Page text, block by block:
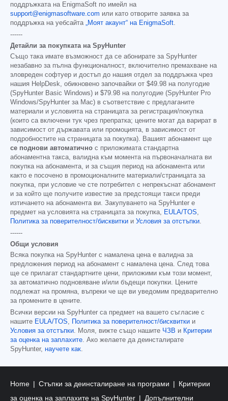
поддръжката на EnigmaSoft по имейл на
support@enigmasoftware.com или като отворите заявка за
поддръжка на уебсайта „Моят акаунт“ на EnigmaSoft.
------
Детайли за покупката на SpyHunter
Също така имате възможност да се абонирате за SpyHunter
незабавно за пълна функционалност, включително премахване на
зловреден софтуер и достъп до нашия отдел за поддръжка чрез
нашия HelpDesk, обикновено започвайки от $49.98 на полугодие
(SpyHunter Basic Windows) и $79.98 на полугодие (SpyHunter Pro
Windows/SpyHunter за Mac) в съответствие с предлаганите
материали и условията на страницата за регистрация/покупка
(които са включени тук чрез препратка; цените могат да варират в
зависимост от държавата или промоцията, в зависимост от
подробностите на страницата за покупка). Вашият абонамент ще
се поднови автоматично с приложимата стандартна
абонаментна такса, валидна към момента на първоначалната ви
покупка на абонамента, и за същия период на абонамента или
както е посочено в промоционалните материали/страницата за
покупка, при условие че сте потребител с непрекъснат абонамент
и за който ще получите известие за предстоящи такси преди
изтичането на абонамента ви. Закупуването на SpyHunter е
предмет на условията на страницата за покупка, EULA/TOS,
Политика за поверителност/бисквитки и Условия за отстъпки.
------
Общи условия
Всяка покупка на SpyHunter с намалена цена е валидна за
предложения период на абонамент с намалена цена. След това
ще се прилагат стандартните цени, приложими към този момент,
за автоматично подновяване и/или бъдещи покупки. Цените
подлежат на промяна, въпреки че ще ви уведомим предварително
за промените в цените.
Всички версии на SpyHunter са предмет на вашето съгласие с
нашите EULA/TOS, Политика за поверителност/бисквитки и
Условия за отстъпки. Моля, вижте също нашите ЧЗВ и Критерии
за оценка на заплахите. Ако желаете да деинсталирате
SpyHunter, научете как.
Home Стъпки за деинсталиране на програми
Критерии
за оценка на заплахите на SpyHunter
Допълнителни